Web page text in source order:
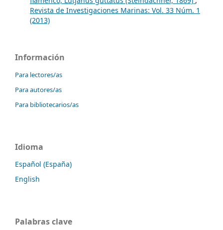
Revista de Investigaciones Marinas: Vol. 33 Núm. 1
(2013)
Información
Para lectores/as
Para autores/as
Para bibliotecarios/as
Idioma
Español (España)
English
Palabras clave